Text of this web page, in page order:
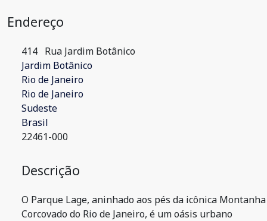
Endereço
414 Rua Jardim Botânico
Jardim Botânico
Rio de Janeiro
Rio de Janeiro
Sudeste
Brasil
22461-000
Descrição
O Parque Lage, aninhado aos pés da icônica Montanha
Corcovado do Rio de Janeiro, é um oásis urbano